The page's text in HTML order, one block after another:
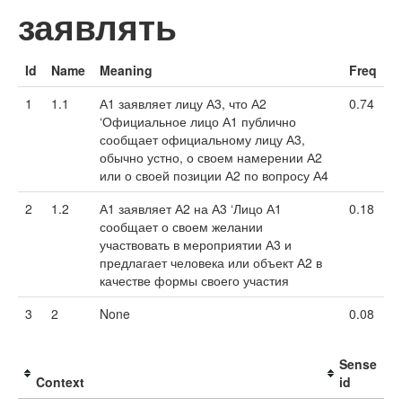
заявлять
Id Name Meaning
Freq
1
1.1
А1 заявляет лицу А3, что А2
‘Официальное лицо А1 публично
сообщает официальному лицу А3,
обычно устно, о своем намерении А2
или о своей позиции А2 по вопросу А4
0.74
2 1.2
А1 заявляет А2 на А3 ‘Лицо А1
сообщает о своем желании
участвовать в мероприятии А3 и
предлагает человека или объект А2 в
качестве формы своего участия
0.18
3 2 None 0.08
Context
Sense
id